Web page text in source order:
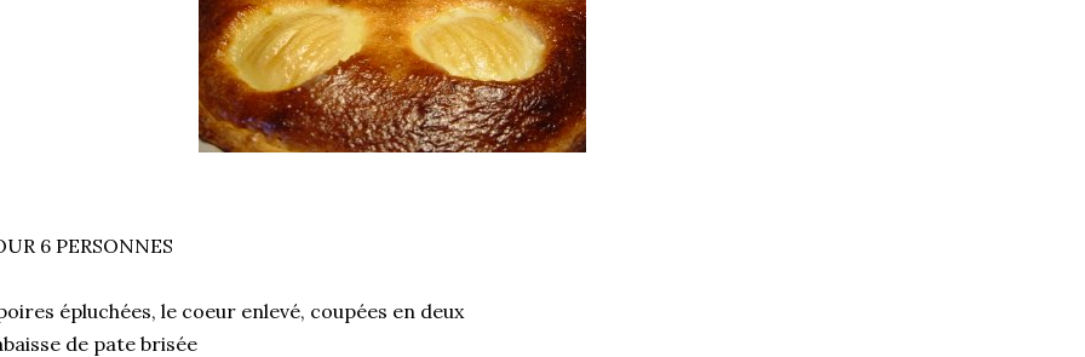
6 PERSONNES
épluchées, le coeur enlevé, coupées en deux
de pate brisée